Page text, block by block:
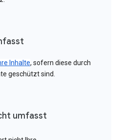
Inhalte, sofern diese durch
geschützt sind.
umfasst